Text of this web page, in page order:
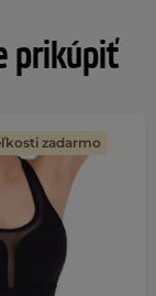
prikúpiť
zadarmo